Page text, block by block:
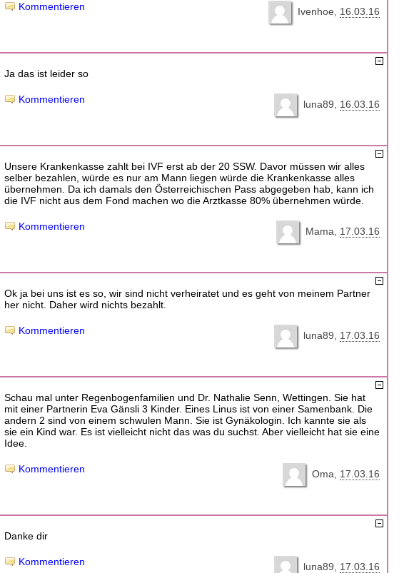
Ivenhoe 16.03.16
Kommentieren
Ja das ist leider so
luna89 16.03.16
Kommentieren
Unsere Krankenkasse zahlt bei IVF erst ab der 20 SSW. Davor müssen wir alles
selber bezahlen, würde es nur am Mann liegen würde die Krankenkasse alles
übernehmen. Da ich damals den Österreichischen Pass abgegeben hab, kann ich
die IVF nicht aus dem Fond machen wo die Arztkasse 80% übernehmen würde.
Mama 17.03.16
Kommentieren
Ok ja bei uns ist es so, wir sind nicht verheiratet und es geht von meinem Partner
her nicht. Daher wird nichts bezahlt.
luna89 17.03.16
Kommentieren
Schau mal unter Regenbogenfamilien und Dr. Nathalie Senn, Wettingen. Sie hat
mit einer Partnerin Eva Gänsli 3 Kinder. Eines Linus ist von einer Samenbank. Die
andern 2 sind von einem schwulen Mann. Sie ist Gynäkologin. Ich kannte sie als
sie ein Kind war. Es ist vielleicht nicht das was du suchst. Aber vielleicht hat sie eine
Idee.
Oma 17.03.16
Kommentieren
Danke dir
luna89 17.03.16
Kommentieren